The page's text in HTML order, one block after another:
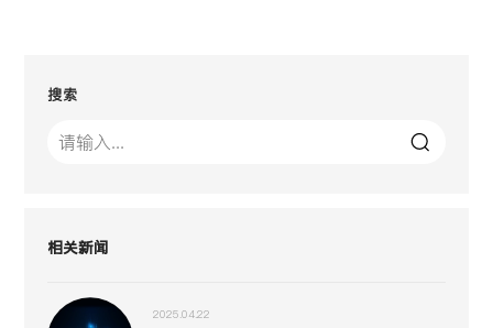
搜索
相关新闻
2025.04.22